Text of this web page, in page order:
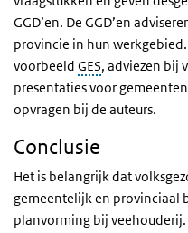
GGD’en. De GGD’en
provincie in hun
voorbeeld GES, adviezen bij
presentaties voor
opvragen bij de auteurs.
Conclusie
Het is belangrijk dat
gemeentelijk en provinciaal
planvorming bij